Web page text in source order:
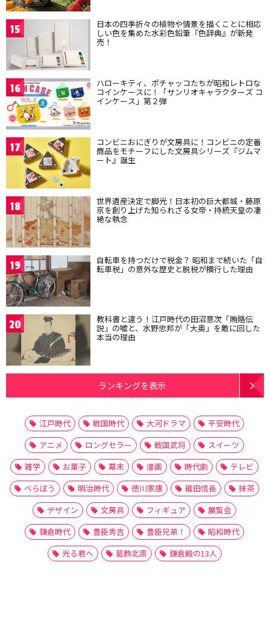
15 日本の四季折々の植物や情景を描くことに相応
しい色を集めた水彩色鉛筆『色辞典』が新発
売！
16 ハローキティ、ポチャッコたちが昭和レトロな
コインケースに！「サンリオキャラクターズ コ
インケース」第２弾
17 コンビニおにぎりが文房具に！コンビニの定番
商品をモチーフにした文房具シリーズ『ジムマ
ート』誕生
18 世界遺産決定で脚光！日本初の巨大都城・藤原
京を創り上げた知られざる女帝・持統天皇の凄
絶な執念
19 自転車を持つだけで税金？ 昭和まで続いた「自
転車税」の意外な歴史と脱税が横行した理由
20 教科書と違う！江戸時代の田沼意次「賄賂伝
説」の嘘と、水野忠邦が「大奥」を敵に回した
本当の理由
ランキングを表示
江戸時代 戦国時代 大河ドラマ
平安時代
アニメ
ロングセラー 戦国武将
スイーツ
雑学
お菓子 幕末 漫画 時代劇
テレビ
べらぼう
明治時代 徳川家康 織田信長
抹茶
デザイン
文房具 フィギュア
展覧会
鎌倉時代
豊臣秀吉 豊臣兄弟！
昭和時代
光る君へ
葛飾北斎 鎌倉殿の13人